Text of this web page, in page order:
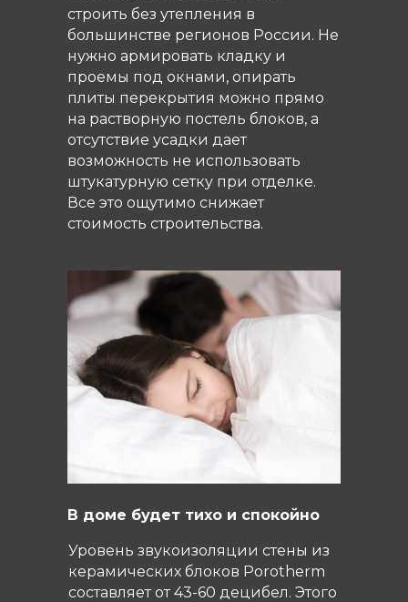
строить без утепления в
большинстве регионов России. Не
нужно армировать кладку и
проемы под окнами, опирать
плиты перекрытия можно прямо
на растворную постель блоков, а
отсутствие усадки дает
возможность не использовать
штукатурную сетку при отделке.
Все это ощутимо снижает
стоимость строительства.
В доме будет тихо и спокойно
Уровень звукоизоляции стены из
керамических блоков Porotherm
составляет от 43-60 децибел. Этого